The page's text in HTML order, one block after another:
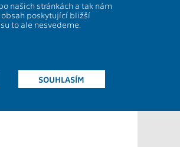
našich stránkách a tak nám
obsah poskytující bližší
to ale nesvedeme.
SOUHLASÍM
6